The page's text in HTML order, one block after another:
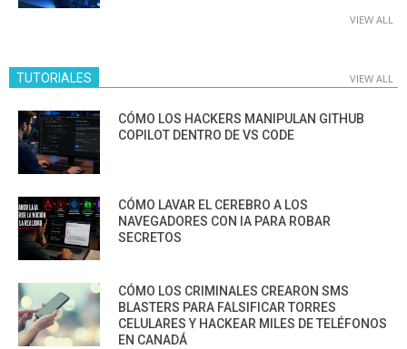
VIEW ALL
TUTORIALES VIEW ALL
CÓMO LOS HACKERS MANIPULAN GITHUB
COPILOT DENTRO DE VS CODE
CÓMO LAVAR EL CEREBRO A LOS
NAVEGADORES CON IA PARA ROBAR
SECRETOS
CÓMO LOS CRIMINALES CREARON SMS
BLASTERS PARA FALSIFICAR TORRES
CELULARES Y HACKEAR MILES DE TELÉFONOS
EN CANADÁ